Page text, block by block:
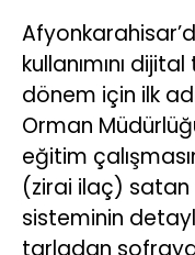
kullanımını
dönem için ilk
Orman
eğitim
(zirai ilaç) satan
sisteminin
tarladan